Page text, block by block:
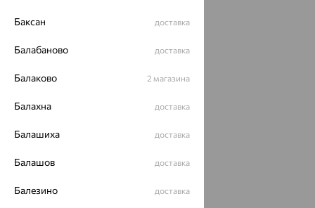
Баксан доставка
Балабаново доставка
Балаково 2 магазина
Балахна доставка
Балашиха доставка
Балашов доставка
Балезино доставка